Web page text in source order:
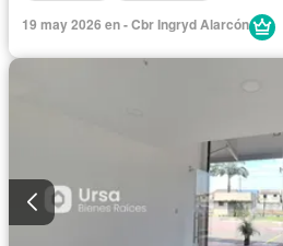
19 may 2026 en - Cbr Ingryd Alarcón